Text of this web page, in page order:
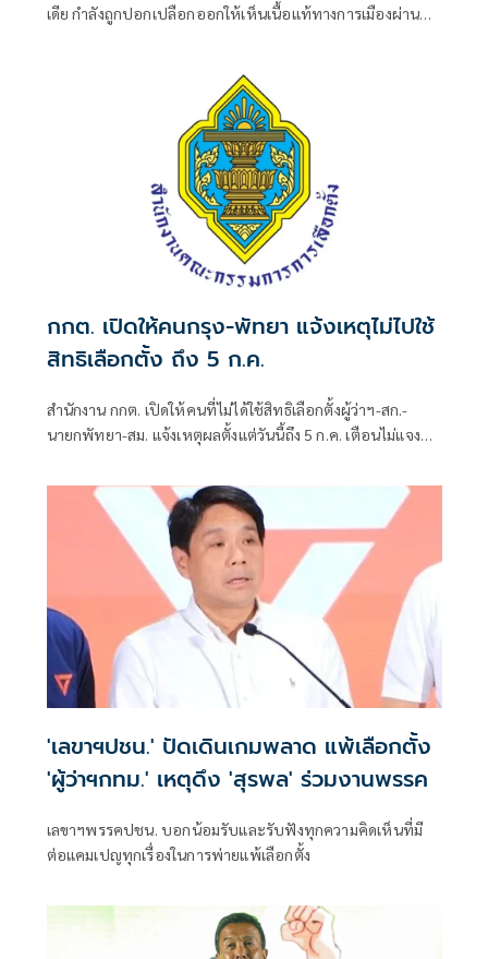
เดีย กำลังถูกปอกเปลือกออกให้เห็นเนื้อแท้ทางการเมืองผ่านผล
กกต. เปิดให้คนกรุง-พัทยา แจ้งเหตุไม่ไปใช้
สิทธิเลือกตั้ง ถึง 5 ก.ค.
สำนักงาน กกต. เปิดให้คนที่ไม่ได้ใช้สิทธิเลือกตั้งผู้ว่าฯ-สก.-
นายกพัทยา-สม. แจ้งเหตุผลตั้งแต่วันนี้ถึง 5 ก.ค. เตือนไม่แจง
'เลขาฯปชน.' ปัดเดินเกมพลาด แพ้เลือกตั้ง
'ผู้ว่าฯกทม.' เหตุดึง 'สุรพล' ร่วมงานพรรค
เลขาฯพรรคปชน. บอกน้อมรับและรับฟังทุกความคิดเห็นที่มี
ต่อแคมเปญทุกเรื่องในการพ่ายแพ้เลือกตั้ง